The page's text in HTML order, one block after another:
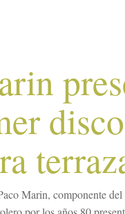
Marin, componente